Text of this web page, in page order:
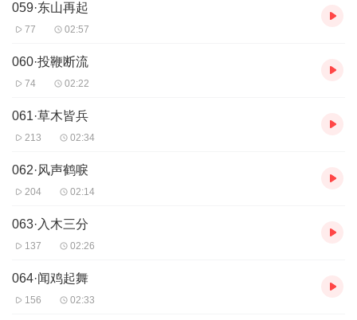
059·东山再起
77 02:57
060·投鞭断流
74 02:22
061·草木皆兵
213 02:34
062·风声鹤唳
204 02:14
063·入木三分
137 02:26
064·闻鸡起舞
156 02:33